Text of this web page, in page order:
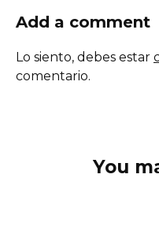
Add a comment
Lo siento, debes estar
comentario.
You